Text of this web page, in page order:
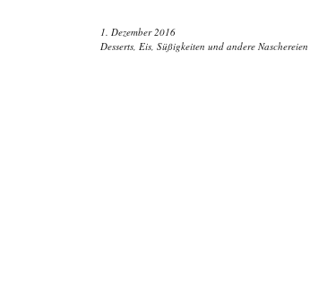
1. Dezember 2016
Desserts, Eis, Süßigkeiten und andere Naschereien